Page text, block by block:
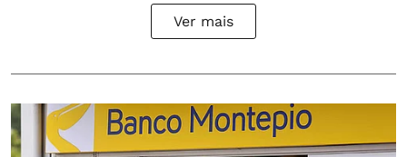
Ver mais